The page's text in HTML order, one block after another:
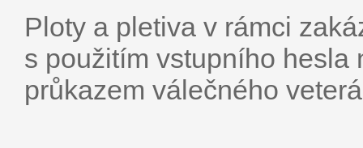
Ploty a pletiva v rámci
s použitím vstupního hesla
průkazem válečného